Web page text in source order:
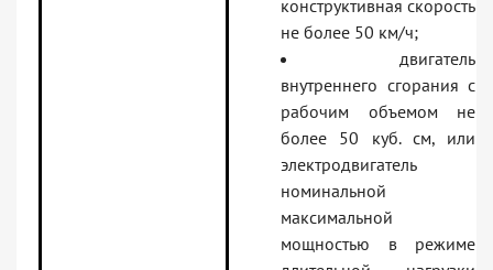
конструктивная скорость
не более 50 км/ч;
двигатель
внутреннего сгорания с
рабочим объемом не
более 50 куб. см, или
электродвигатель
номинальной
максимальной
мощностью в режиме